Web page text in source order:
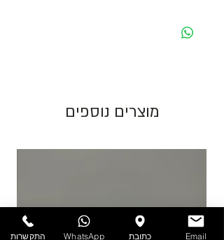
מומלץ לא להשאיר אריזות ברכב סגור, בשמש
התמונות להמחשה בלבד!
להזמנות חייגו 03-6820196 או השאירו פניה
באתר/וואטסאפ.
מוצרים נוספים
התקשרות WhatsApp כתובת Email